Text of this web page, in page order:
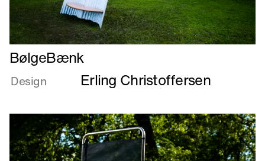
Læs
mere
om
BølgeBænk
Design Erling Christoffersen